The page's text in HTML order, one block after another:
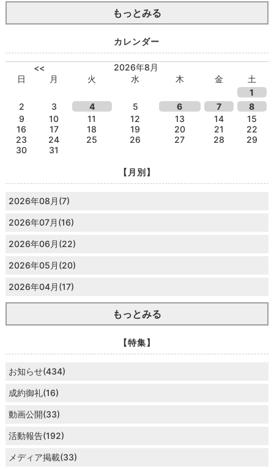
もっとみる
カレンダー
<<
2026年8月
日
月 火 水 木 金
土
1
2
3 4 5 6 7
8
9
10 11 12 13 14
15
16
17 18 19 20 21
22
23
24 25 26 27 28
29
30
31
【月別】
2026年08月(7)
2026年07月(16)
2026年06月(22)
2026年05月(20)
2026年04月(17)
もっとみる
【特集】
お知らせ(434)
成約御礼(16)
動画公開(33)
活動報告(192)
メディア掲載(33)